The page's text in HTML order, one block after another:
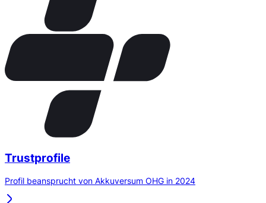
Trustprofile
Profil beansprucht von Akkuversum OHG in 2024